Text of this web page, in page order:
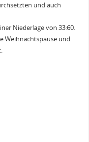
und auch
Niederlage von 33:60.
Weihnachtspause und